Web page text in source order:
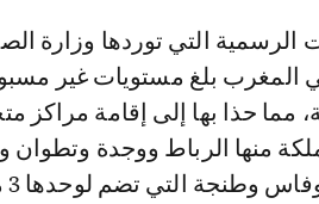
الرسمية التي توردها وزارة
المغرب بلغ مستويات غير
ألف نسمة، مما حذا بها إلى إقامة
منها الرباط ووجدة وتطوان